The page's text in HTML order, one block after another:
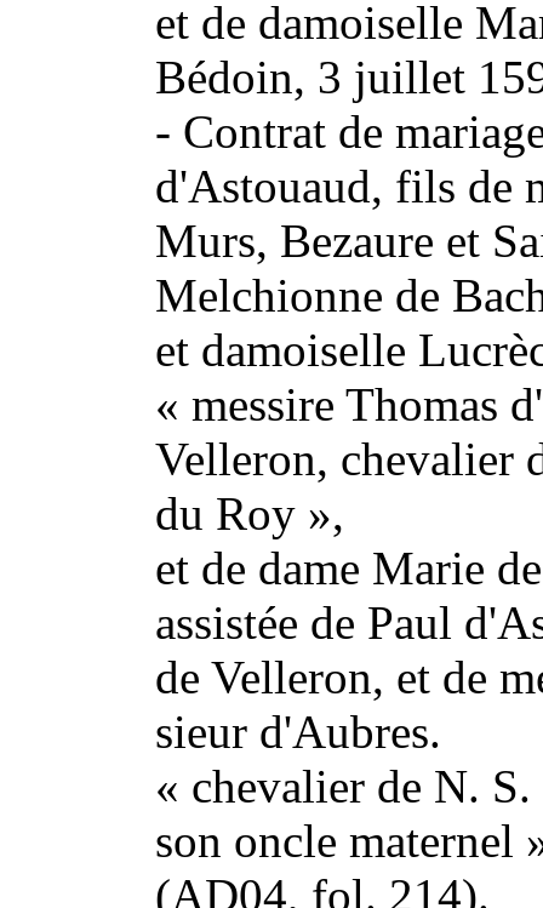
et de damoiselle
Bédoin, 3 juillet
- Contrat de
d'Astouaud, fils de
Murs, Bezaure et
Melchionne de
et damoiselle
« messire Thomas
Velleron, chevalier
du Roy »,
et de dame Marie
assistée de Paul
de Velleron, et de
sieur d'Aubres.
« chevalier de N.
son oncle maternel
(AD04, fol. 214).